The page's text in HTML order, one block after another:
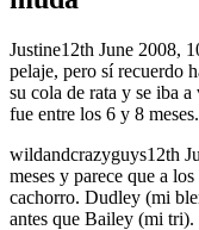
Justine12th June 2008,
pelaje, pero sí recuerdo
su cola de rata y se iba
fue entre los 6 y 8 meses.
wildandcrazyguys12th
meses y parece que a
cachorro. Dudley (mi
antes que Bailey (mi tri).